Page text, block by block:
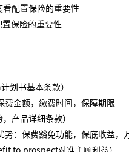
配置保险的重要性
保险的重要性
划书基本条款）
费金额，缴费时间，保障期限
产品详细条款）
势：保费豁免功能，保底收益，
对准主顾利益）